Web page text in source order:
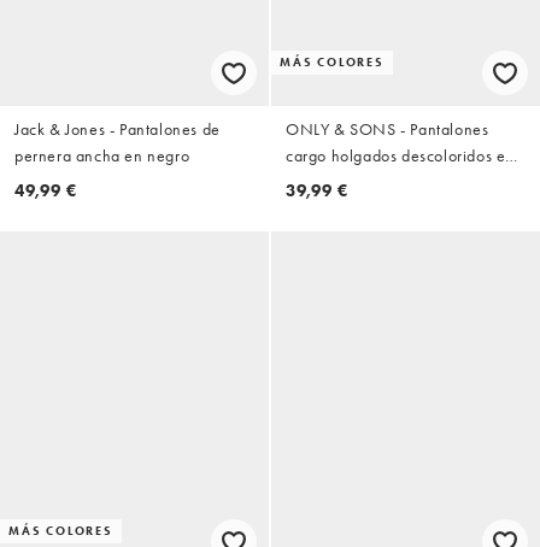
Jack & Jones - Pantalones de
pernera ancha en negro
49,99 €
MÁS COLORES
ONLY & SONS - Pantalones
cargo holgados descoloridos en
negro
39,99 €
MÁS COLORES